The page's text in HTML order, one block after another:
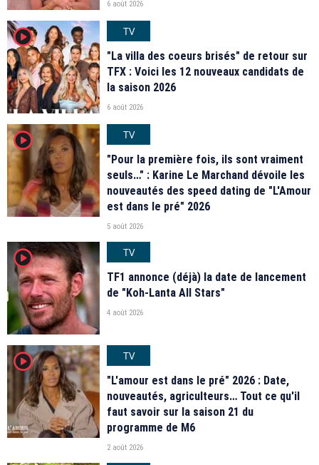
6 août 2026
player2
TV
"La villa des coeurs brisés" de retour sur
TFX : Voici les 12 nouveaux candidats de
la saison 2026
6 août 2026
player2
TV
"Pour la première fois, ils sont vraiment
seuls…" : Karine Le Marchand dévoile les
nouveautés des speed dating de "L'Amour
est dans le pré" 2026
5 août 2026
player2
TV
TF1 annonce (déjà) la date de lancement
de "Koh-Lanta All Stars"
4 août 2026
player2
TV
"L'amour est dans le pré" 2026 : Date,
nouveautés, agriculteurs… Tout ce qu'il
faut savoir sur la saison 21 du
programme de M6
2 août 2026